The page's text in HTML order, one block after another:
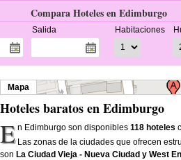
Compara Hoteles en Edimburgo
Salida Habitaciones
Mapa
Hoteles baratos en Edimburgo
E n Edimburgo son disponibles118 hoteles
Las zonas de la ciudades que ofrecen
son La Ciudad Vieja - Nueva Ciudad y West